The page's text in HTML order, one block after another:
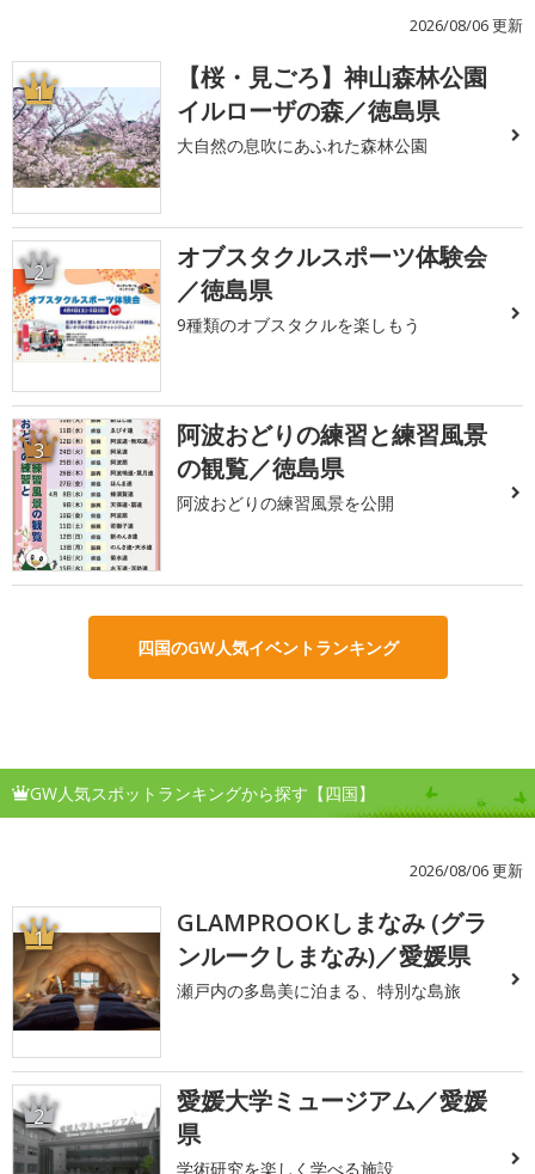
2026/08/06 更新
1
【桜・見ごろ】神山森林公園
イルローザの森／徳島県
大自然の息吹にあふれた森林公園
2
オブスタクルスポーツ体験会
／徳島県
9種類のオブスタクルを楽しもう
3
阿波おどりの練習と練習風景
の観覧／徳島県
阿波おどりの練習風景を公開
四国のGW人気イベントランキング
GW人気スポットランキングから探す【四国】
2026/08/06 更新
1
GLAMPROOKしまなみ (グラ
ンルークしまなみ)／愛媛県
瀬戸内の多島美に泊まる、特別な島旅
2
愛媛大学ミュージアム／愛媛
県
学術研究を楽しく学べる施設